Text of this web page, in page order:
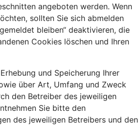
angeboten werden. Wenn
sollten Sie sich abmelden
bleiben“ deaktivieren, die
Cookies löschen und Ihren
und Speicherung Ihrer
über Art, Umfang und Zweck
den Betreiber des jeweiligen
Sie bitte den
des jeweiligen Betreibers und den